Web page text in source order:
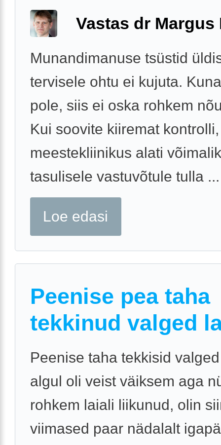
Vastas dr Margus
Munandimanuse tsüstid
tervisele ohtu ei kujuta.
pole, siis ei oska rohkem
Kui soovite kiiremat
meestekliinikus alati võimalik
tasulisele vastuvõtule tulla ...
Loe edasi
Peenise pea taha
tekkinud valged
Peenise taha tekkisid
algul oli veist väiksem aga
rohkem laiali liikunud, olin
viimased paar nädalalt